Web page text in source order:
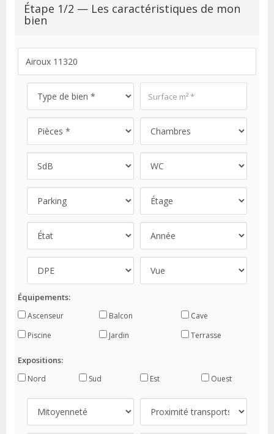
Étape 1/2 — Les caractéristiques de mon
bien
Équipements:
Ascenseur Balcon
Cave
Piscine
Jardin Terrasse
Expositions:
Nord Sud Est Ouest